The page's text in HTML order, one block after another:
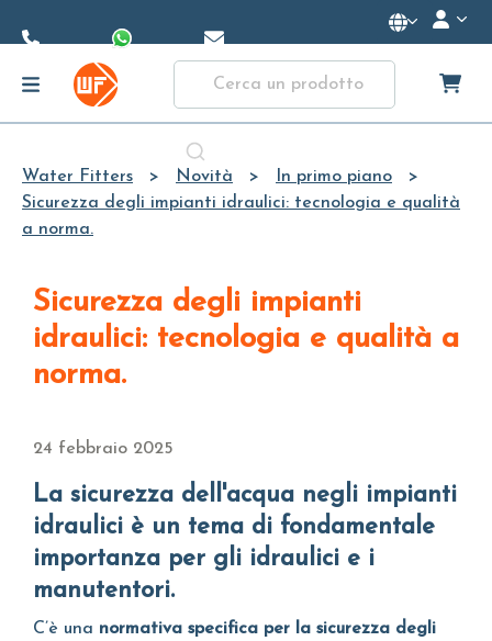
Content
Water Fitters Novità
In primo piano
Sicurezza degli impianti idraulici: tecnologia e qualità
a norma.
Sicurezza degli impianti
idraulici: tecnologia e qualità a
norma.
24 febbraio 2025
La sicurezza dell'acqua negli impianti
idraulici è un tema di fondamentale
importanza per gli idraulici e i
manutentori.
C’è una normativa specifica per la sicurezza degli